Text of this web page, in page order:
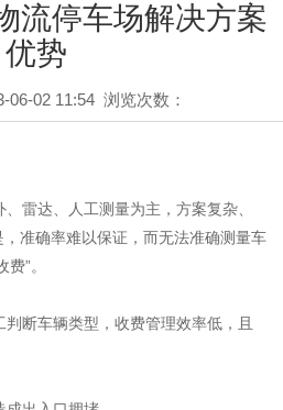
流停车场解决方案
优势
06-02 11:54 浏览次数：
雷达、人工测量为主，方案复杂、
准确率难以保证，而无法准确测量车
”。
断车辆类型，收费管理效率低，且